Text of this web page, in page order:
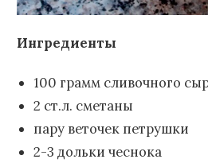
Ингредиенты
100 грамм сливочного
2 ст.л. сметаны
пару веточек петрушки
2-3 дольки чеснока